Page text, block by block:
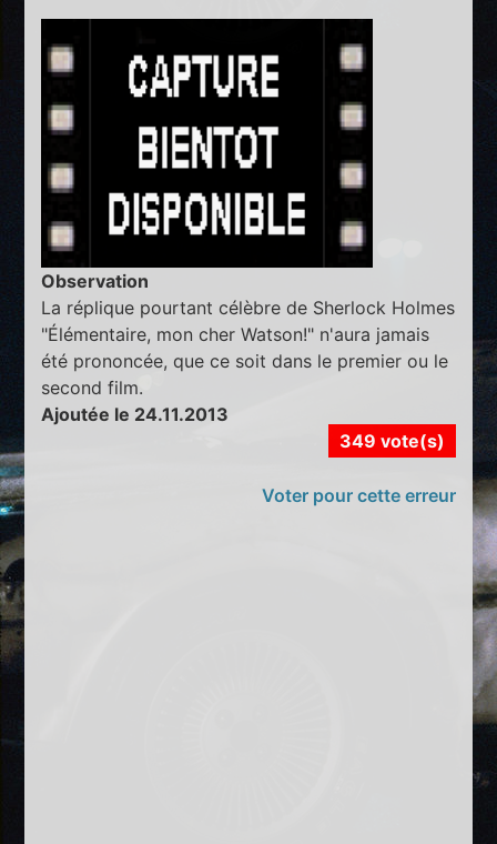
Observation
La réplique pourtant célèbre de Sherlock Holmes
"Élémentaire, mon cher Watson!" n'aura jamais
été prononcée, que ce soit dans le premier ou le
second film.
Ajoutée le 24.11.2013
349 vote(s)
Voter pour cette erreur